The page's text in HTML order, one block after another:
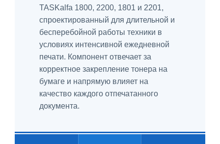
TASKalfa 1800, 2200, 1801 и 2201,
спроектированный для длительной и
бесперебойной работы техники в
условиях интенсивной ежедневной
печати. Компонент отвечает за
корректное закрепление тонера на
бумаге и напрямую влияет на
качество каждого отпечатанного
документа.